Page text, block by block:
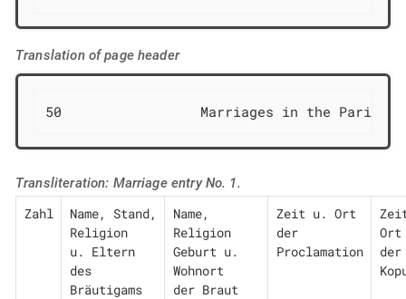
Translation of page header
50                 Marriages in the
Transliteration: Marriage entry No. 1.
Zahl
Name, Stand,
Religion
u. Eltern
des
Bräutigams
Name,
Religion
Geburt u.
Wohnort
der Braut
Zeit u. Ort
der
Proclamation
Ort
der